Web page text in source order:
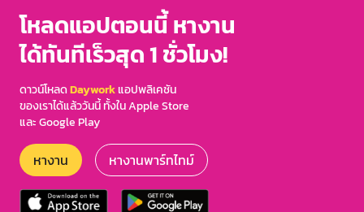
โหลดแอปตอนนี้ หางาน
ได้ทันทีเร็วสุด 1 ชั่วโมง!
ดาวน์โหลดDayworkแอปพลิเคชัน
ของเราได้แล้ววันนี้ ทั้งใน Apple Store
และ Google Play
หางาน หางานพาร์ทไทม์